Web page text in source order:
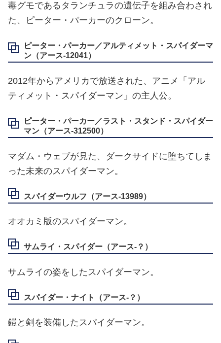
毒グモであるタランチュラの遺伝子を組み合わされ
た、ピーター・パーカーのクローン。
ピーター・パーカー／アルティメット・スパイダーマ
ン（アース‐12041）
2012年からアメリカで放送された、アニメ「アル
ティメット・スパイダーマン」の主人公。
ピーター・パーカー／ラスト・スタンド・スパイダー
マン（アース‐312500）
マダム・ウェブが見た、ダークサイドに堕ちてしま
った未来のスパイダーマン。
スパイダーウルフ（アース‐13989）
オオカミ版のスパイダーマン。
サムライ・スパイダー（アース‐？）
サムライの姿をしたスパイダーマン。
スパイダー・ナイト（アース‐？）
鎧と剣を装備したスパイダーマン。